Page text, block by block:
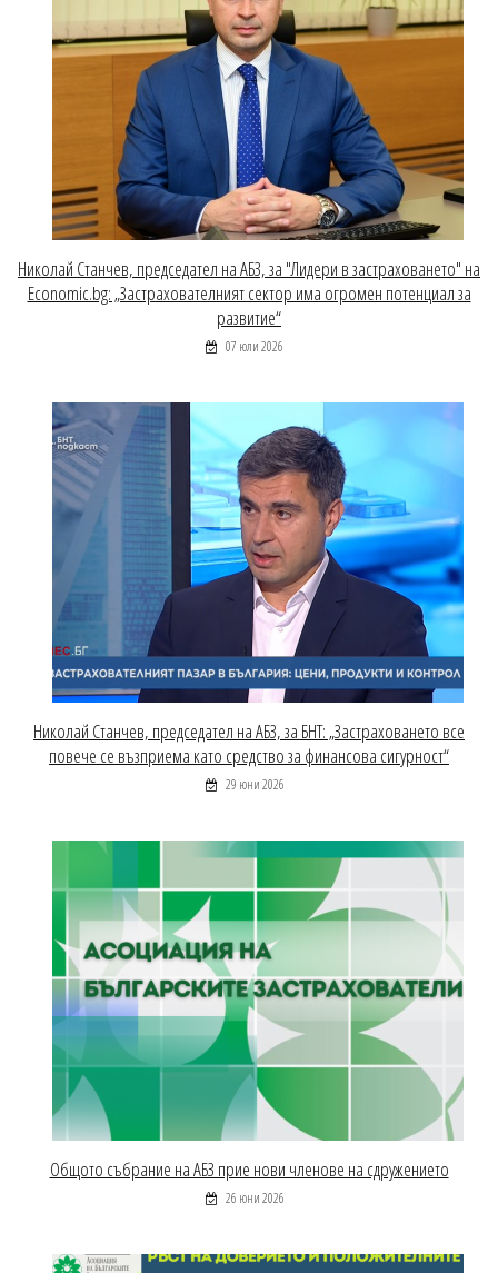
Николай Станчев, председател на АБЗ, за "Лидери в застраховането" на
Economic.bg: „Застрахователният сектор има огромен потенциал за
развитие“
07 юли 2026
Николай Станчев, председател на АБЗ, за БНТ: „Застраховането все
повече се възприема като средство за финансова сигурност“
29 юни 2026
Общото събрание на АБЗ прие нови членове на сдружението
26 юни 2026